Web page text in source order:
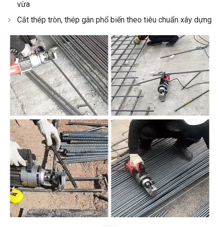
vừa
Cắt thép tròn, thép gân phổ biến theo tiêu chuẩn xây dựng